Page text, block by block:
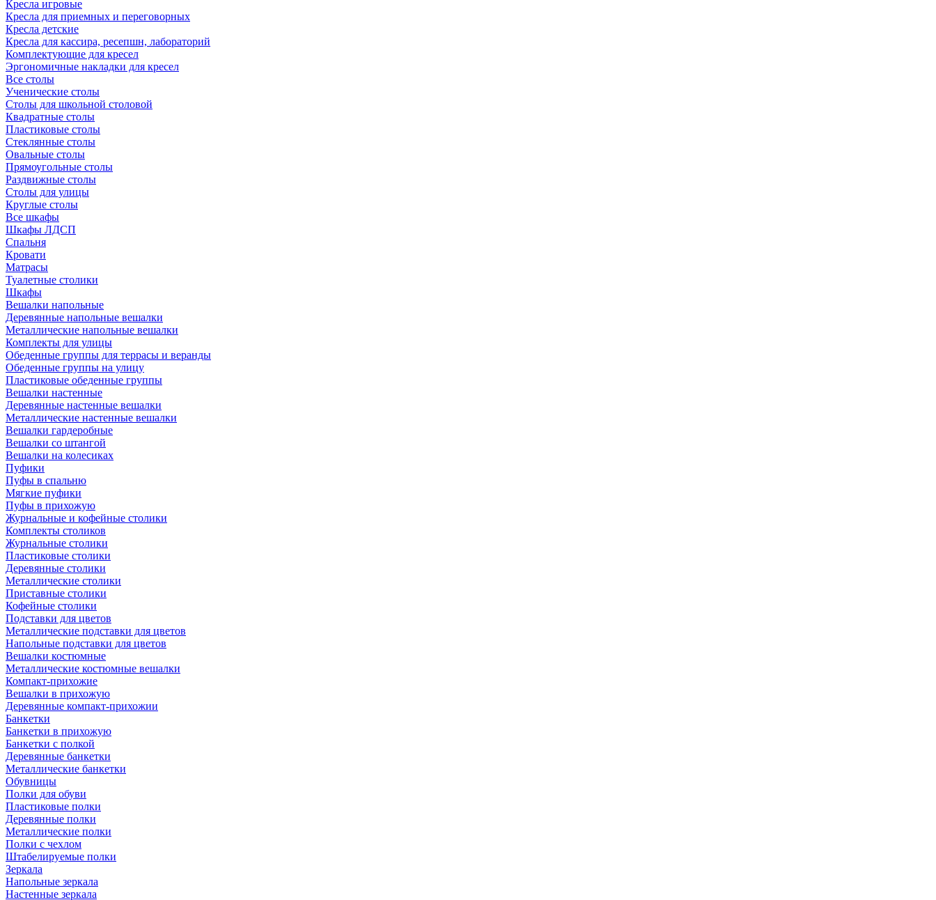
Кресла игровые
Кресла для приемных и переговорных
Кресла детские
Кресла для кассира, ресепшн, лабораторий
Комплектующие для кресел
Эргономичные накладки для кресел
Все столы
Ученические столы
Столы для школьной столовой
Квадратные столы
Пластиковые столы
Стеклянные столы
Овальные столы
Прямоугольные столы
Раздвижные столы
Столы для улицы
Круглые столы
Все шкафы
Шкафы ЛДСП
Спальня
Кровати
Матрасы
Туалетные столики
Шкафы
Вешалки напольные
Деревянные напольные вешалки
Металлические напольные вешалки
Комплекты для улицы
Обеденные группы для террасы и веранды
Обеденные группы на улицу
Пластиковые обеденные группы
Вешалки настенные
Деревянные настенные вешалки
Металлические настенные вешалки
Вешалки гардеробные
Вешалки со штангой
Вешалки на колесиках
Пуфики
Пуфы в спальню
Мягкие пуфики
Пуфы в прихожую
Журнальные и кофейные столики
Комплекты столиков
Журнальные столики
Пластиковые столики
Деревянные столики
Металлические столики
Приставные столики
Кофейные столики
Подставки для цветов
Металлические подставки для цветов
Напольные подставки для цветов
Вешалки костюмные
Металлические костюмные вешалки
Компакт-прихожие
Вешалки в прихожую
Деревянные компакт-прихожии
Банкетки
Банкетки в прихожую
Банкетки с полкой
Деревянные банкетки
Металлические банкетки
Обувницы
Полки для обуви
Пластиковые полки
Деревянные полки
Металлические полки
Полки с чехлом
Штабелируемые полки
Зеркала
Напольные зеркала
Настенные зеркала